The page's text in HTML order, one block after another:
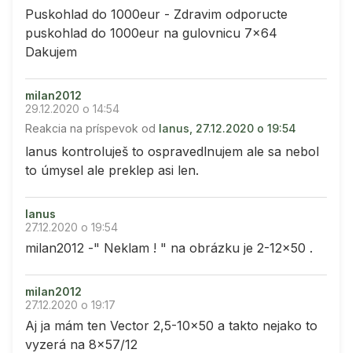
Puskohlad do 1000eur - Zdravim odporucte
puskohlad do 1000eur na gulovnicu 7x64
Dakujem
milan2012
29.12.2020 o 14:54
Reakcia na príspevok od lanus, 27.12.2020 o 19:54
lanus kontroluješ to ospravedlnujem ale sa nebol
to úmysel ale preklep asi len.
lanus
27.12.2020 o 19:54
milan2012 -" Neklam ! " na obrázku je 2-12x50 .
milan2012
27.12.2020 o 19:17
Aj ja mám ten Vector 2,5-10x50 a takto nejako to
vyzerá na 8x57/12